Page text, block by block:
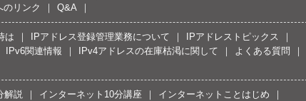
のリンク Q&A
は IPアドレス登録管理業務について
IPアドレストピックス
IPv6関連情報 IPv4アドレスの在庫枯渇に関して
よくある質問
解説 インターネット10分講座
インターネットことはじめ